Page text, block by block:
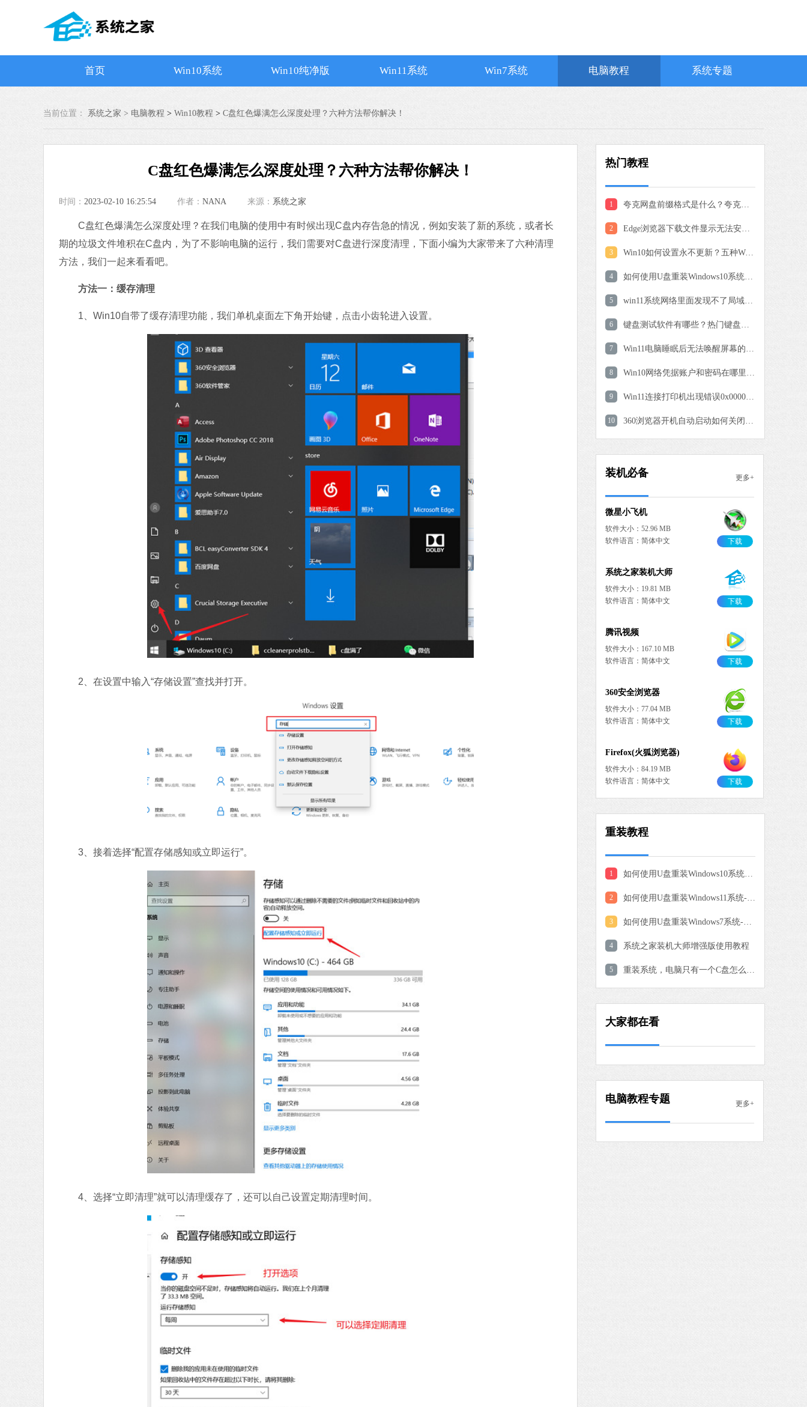
首页 Win10系统 Win10纯净版 Win11系统 Win7系统 电脑教程 系统专题
当前位置： 系统之家 > 电脑教程 > Win10教程 > C盘红色爆满怎么深度处理？六种方法帮你解决！
C盘红色爆满怎么深度处理？六种方法帮你解决！
时间： 2023-02-10 16:25:54 作者： NANA 来源： 系统之家
C盘红色爆满怎么深度处理？在我们电脑的使用中有时候出现C盘内存告急的情况，例如安装了新的系统，或者长
期的垃圾文件堆积在C盘内，为了不影响电脑的运行，我们需要对C盘进行深度清理，下面小编为大家带来了六种清理
方法，我们一起来看看吧。
方法一：缓存清理
1、Win10自带了缓存清理功能，我们单机桌面左下角开始键，点击小齿轮进入设置。
2、在设置中输入“存储设置”查找并打开。
3、接着选择“配置存储感知或立即运行”。
4、选择“立即清理”就可以清理缓存了，还可以自己设置定期清理时间。
热门教程
1 夸克网盘前缀格式是什么？夸克网盘前缀补全的方法
2 Edge浏览器下载文件显示无法安全下载怎么办？Edge显示无法安全下载
3 Win10如何设置永不更新？五种Win10关闭自动更新方法分享
4 如何使用U盘重装Windows10系统-U盘重装Win10最简单的方法
5 win11系统网络里面发现不了局域网其他电脑的解决方法
6 键盘测试软件有哪些？热门键盘测试软件推荐
7 Win11电脑睡眠后无法唤醒屏幕的三种解决方法
8 Win10网络凭据账户和密码在哪里设置查看？
9 Win11连接打印机出现错误0x00000709完美解决
10 360浏览器开机自动启动如何关闭？两种关闭方法分享
装机必备 更多+
软件大小：21.81 MB
软件语言：简体中文
Microsoft Edge浏览器
软件语言：简体中文
抖音客户端
软件语言：简体中文
下载
微星小飞机
软件大小：52.96 MB
软件语言：简体中文
下载
系统之家装机大师
软件大小：19.81 MB
软件语言：简体中文
下载
腾讯视频
软件大小：167.10 MB
软件语言：简体中文
下载
360安全浏览器
软件大小：77.04 MB
软件语言：简体中文
下载
Firefox(火狐浏览器)
软件大小：84.19 MB
软件语言：简体中文
下载
Microsoft Edge浏览器
软件语言：简体中文
下载
重装教程
1 如何使用U盘重装Windows10系统-U盘重装Win10最简单的方法
2 如何使用U盘重装Windows11系统-U盘重装Win11最简单的方法
3 如何使用U盘重装Windows7系统-U盘重装Win7最简单的方法
4 系统之家装机大师增强版使用教程
5 重装系统，电脑只有一个C盘怎么创建分区
大家都在看
电脑教程专题 更多+